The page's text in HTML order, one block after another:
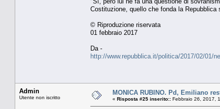
Costituzione, quello che fonda la Repubblica
© Riproduzione riservata
01 febbraio 2017
Da -
http://www.repubblica.it/politica/2017/02/01/
Admin
Utente non iscritto
MONICA RUBINO. Pd, Emiliano
« Risposta #25 inserito:: Febbraio 26, 2017,